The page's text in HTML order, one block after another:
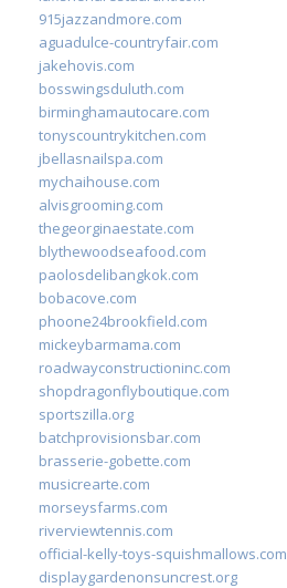
915jazzandmore.com
aguadulce-countryfair.com
jakehovis.com
bosswingsduluth.com
birminghamautocare.com
tonyscountrykitchen.com
jbellasnailspa.com
mychaihouse.com
alvisgrooming.com
thegeorginaestate.com
blythewoodseafood.com
paolosdelibangkok.com
bobacove.com
phoone24brookfield.com
mickeybarmama.com
roadwayconstructioninc.com
shopdragonflyboutique.com
sportszilla.org
batchprovisionsbar.com
brasserie-gobette.com
musicrearte.com
morseysfarms.com
riverviewtennis.com
official-kelly-toys-squishmallows.com
displaygardenonsuncrest.org